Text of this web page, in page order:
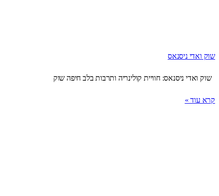
שוק ואדי ניסנאס
שוק ואדי ניסנאס: חוויית קולינריה ותרבות בלב חיפה שוק
קרא עוד »